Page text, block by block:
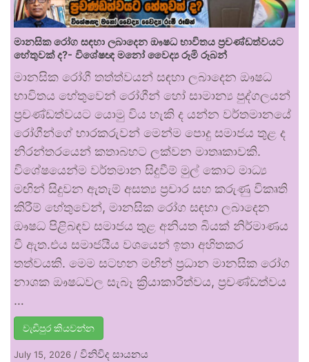
මානසික රෝග සඳහා ලබාදෙන ඖෂධ භාවිතය ප්‍රචණ්ඩත්වයට
හේතුවක් ද?- විශේෂඥ මනෝ වෛද්‍ය රූමි රූබන්
මානසික රෝගී තත්ත්වයන් සඳහා ලබාදෙන ඖෂධ
භාවිතය හේතුවෙන් රෝගීන් හෝ සාමාන්‍ය පුද්ගලයන්
ප්‍රචණ්ඩත්වයට යොමු විය හැකි ද යන්න වර්තමානයේ
රෝගීන්ගේ භාරකරුවන් මෙන්ම පොදු සමාජය තුළ ද
නිරන්තරයෙන් කතාබහට ලක්වන මාතෘකාවකි.
විශේෂයෙන්ම වර්තමාන සිදුවීම් මුල් කොට මාධ්‍ය
මඟින් සිදුවන ඇතැම් අසත්‍ය ප්‍රචාර සහ කරුණු විකෘති
කිරීම් හේතුවෙන්, මානසික රෝග සඳහා ලබාදෙන
ඖෂධ පිළිබඳව සමාජය තුළ අනියත බියක් නිර්මාණය
වී ඇත.එය සමාජයීය වශයෙන් ඉතා අහිතකර
තත්වයකි. මෙම සටහන මඟින් ප්‍රධාන මානසික රෝග
නාශක ඖෂධවල සැබෑ ක්‍රියාකාරීත්වය, ප්‍රචණ්ඩත්වය
…
වැඩිපුර කියවන්න
July 15, 2026 / විනිවිද සායනය